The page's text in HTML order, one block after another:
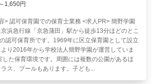
1,650円
> 認可保育園での保育士業務 <求人PR> 簡野学園
浜急行線「京急蒲田」駅から徒歩13分ほどのとこ
認可保育所です。1969年に区立保育園として設立
り2016年から学校法人簡野学園が運営していま
した保育環境です。周囲には複数の公園があるほ
ス、プールもあります。子ども...